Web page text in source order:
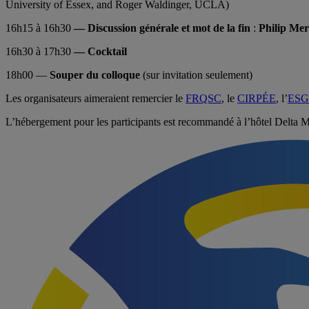
University of Essex, and Roger Waldinger, UCLA)
16h15 à 16h30 — Discussion générale et mot de la fin : Philip
16h30 à 17h30 — Cocktail
18h00 — Souper du colloque (sur invitation seulement)
Les organisateurs aimeraient remercier le FRQSC, le CIRPÉE, l’
L’hébergement pour les participants est recommandé à l’hôtel Delta